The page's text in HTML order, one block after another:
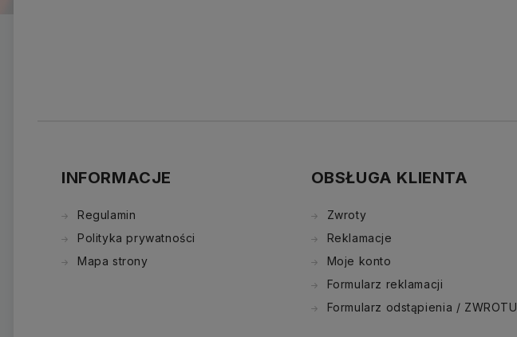
INFORMACJE
Regulamin
Polityka prywatności
Mapa strony
OBSŁUGA KLIENTA
Zwroty
Reklamacje
Moje konto
Formularz reklamacji
Formularz odstąpienia / ZWROTU